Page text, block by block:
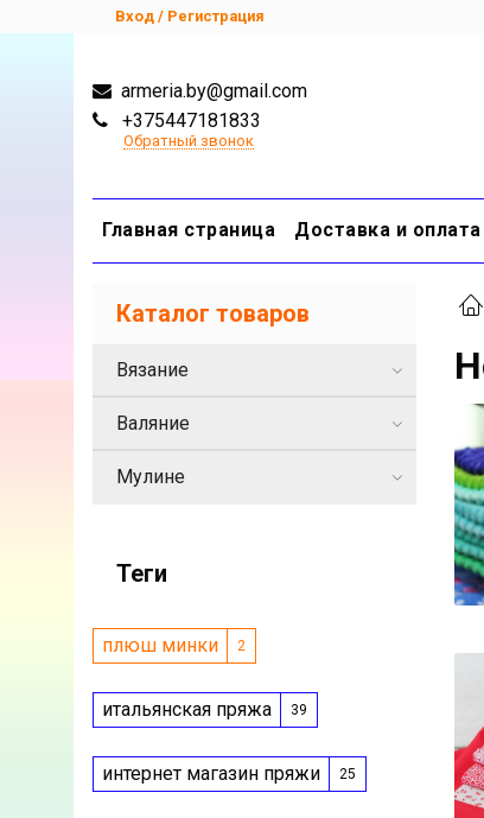
Вход / Регистрация
armeria.by@gmail.com
+375447181833
Обратный звонок
Главная страница Доставка и оплата
Каталог товаров
Вязание
Валяние
Мулине
Теги
плюш минки 2
итальянская пряжа 39
интернет магазин пряжи 25